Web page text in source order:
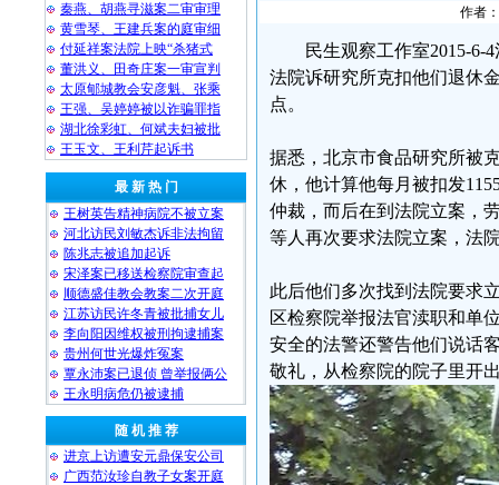
秦燕、胡燕寻滋案二审审理
黄雪琴、王建兵案的庭审细
付延祥案法院上映“杀猪式
董洪义、田奇庄案一审宣判
太原郇城教会安彦魁、张乘
王强、吴婷婷被以诈骗罪指
湖北徐彩虹、何斌夫妇被批
王玉文、王利芹起诉书
最 新 热 门
王树英告精神病院不被立案
河北访民刘敏杰诉非法拘留
陈兆志被追加起诉
宋泽案已移送检察院审查起
顺德盛佳教会教案二次开庭
江苏访民许冬青被批捕女儿
李向阳因维权被刑拘逮捕案
贵州何世光爆炸冤案
覃永沛案已退侦 曾举报俩公
王永明病危仍被逮捕
随 机 推 荐
进京上访遭安元鼎保安公司
广西范汝珍自教子女案开庭
作者
民生观察工作室2015-6-
法院诉研究所克扣他们退休
点。
据悉，北京市食品研究所被
休，他计算他每月被扣发
仲裁，而后在到法院立案，
等人再次要求法院立案，法
此后他们多次找到法院要求
区检察院举报法官渎职和单
安全的法警还警告他们说话
敬礼，从检察院的院子里开